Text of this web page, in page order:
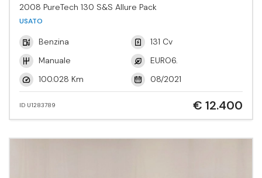
2008 PureTech 130 S&S Allure Pack
USATO
Benzina
131 Cv
Manuale
EURO6.
100.028 Km
08/2021
ID U1283789 € 12.400